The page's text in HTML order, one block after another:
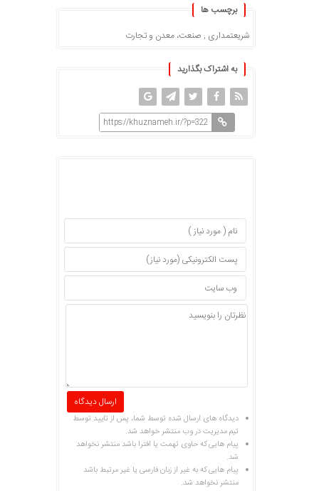
برچسب ها
شریعتمداری , صنعت، معدن و تجارت
به اشتراک بگذارید
https://khuznameh.ir/?p=322
دیدگاه های ارسال شده توسط شما، پس از تایید توسط
تیم مدیریت در وب منتشر خواهد شد.
پیام هایی که حاوی تهمت یا افترا باشد منتشر نخواهد
شد.
پیام هایی که به غیر از زبان فارسی یا غیر مرتبط باشد
منتشر نخواهد شد.